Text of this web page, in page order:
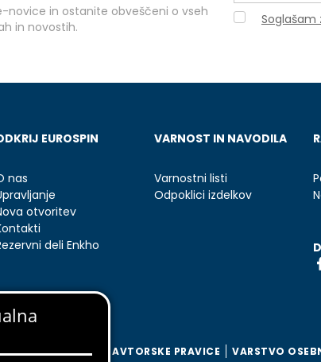
novice in ostanite obveščeni o vseh
in novostih.
Soglašam
EUROSPIN
nas
otvoritev
deli Enkho
VARNOST IN NAVODILA
Varnostni listi
Odpoklici izdelkov
PIŠKOTKI AVTORSKE PRAVICE VARSTVO